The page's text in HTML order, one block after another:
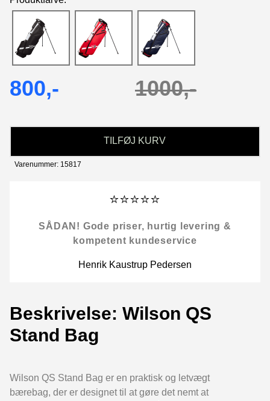
800,- 1000,-
TILFØJ KURV
Varenummer: 15817
⭐⭐⭐⭐⭐
SÅDAN! Gode priser, hurtig levering &
kompetent kundeservice
Henrik Kaustrup Pedersen
Beskrivelse: Wilson QS
Stand Bag
Wilson QS Stand Bag er en praktisk og letvægt
bærebag, der er designet til at gøre det nemt at